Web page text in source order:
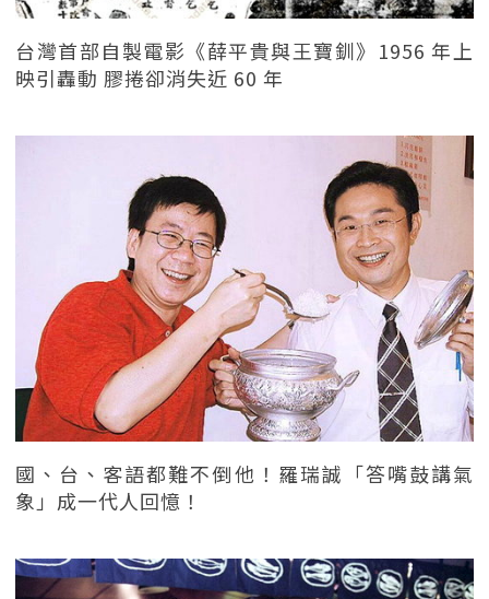
台灣首部自製電影《薛平貴與王寶釧》1956 年上
映引轟動 膠捲卻消失近 60 年
國、台、客語都難不倒他！羅瑞誠「答嘴鼓講氣
象」成一代人回憶！